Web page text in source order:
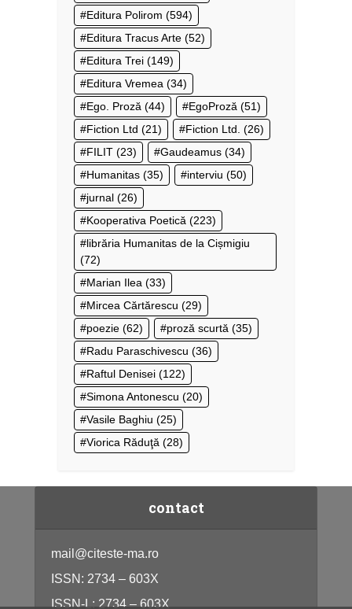
Editura Polirom (594)
Editura Tracus Arte (52)
Editura Trei (149)
Editura Vremea (34)
Ego. Proză (44) EgoProză (51)
Fiction Ltd (21) Fiction Ltd. (26)
FILIT (23) Gaudeamus (34)
Humanitas (35) interviu (50)
jurnal (26)
Kooperativa Poetică (223)
librăria Humanitas de la Cișmigiu
(72)
Marian Ilea (33)
Mircea Cărtărescu (29)
poezie (62) proză scurtă (35)
Radu Paraschivescu (36)
Raftul Denisei (122)
Simona Antonescu (20)
Vasile Baghiu (25)
Viorica Răduţă (28)
contact
mail@citeste-ma.ro
ISSN: 2734 – 603X
ISSN-L: 2734 – 603X